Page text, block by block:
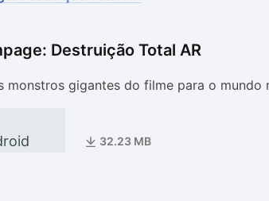
Destruição Total AR
monstros gigantes do filme para o mundo
32.23 MB